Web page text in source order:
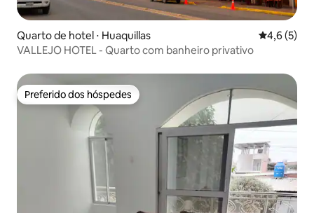
Quarto de hotel ⋅ Huaquillas 4,6 de
4,6 (5)
VALLEJO HOTEL - Quarto com banheiro privativo
Preferido dos hóspedes
Preferido dos hóspedes